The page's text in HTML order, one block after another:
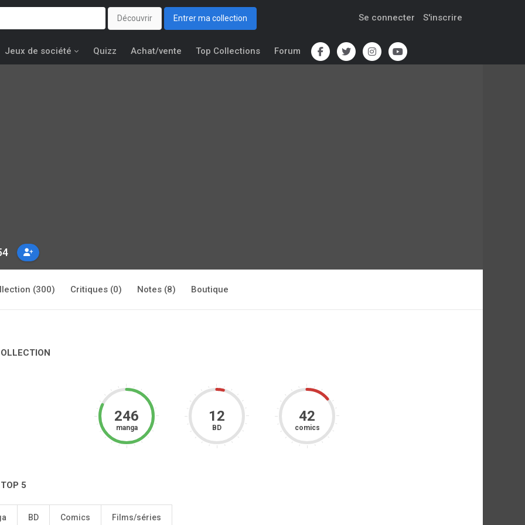
Découvrir Entrer ma collection Se connecter S'inscrire
Jeux de société Quizz Achat/vente Top Collections Forum
(300) Critiques (0) Notes (8) Boutique
246
manga
12
BD
42
comics
5
BD Comics Films/séries